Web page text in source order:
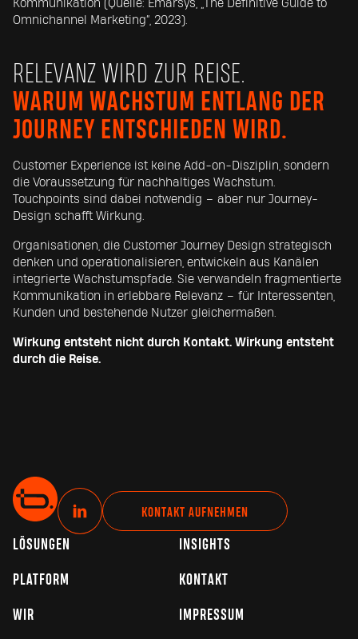
Kommunikation (Quelle: Emarsys, „The Definitive Guide to
Omnichannel Marketing“, 2023).
RELEVANZ WIRD ZUR REISE.
WARUM WACHSTUM ENTLANG DER
JOURNEY ENTSCHIEDEN WIRD.
Customer Experience ist keine Add-on-Disziplin, sondern
die Voraussetzung für nachhaltiges Wachstum.
Touchpoints sind dabei notwendig – aber nur Journey-
Design schafft Wirkung.
Organisationen, die Customer Journey Design strategisch
denken und operationalisieren, entwickeln aus Kanälen
integrierte Wachstumspfade. Sie verwandeln fragmentierte
Kommunikation in erlebbare Relevanz – für Interessenten,
Kunden und bestehende Nutzer gleichermaßen.
Wirkung entsteht nicht durch Kontakt. Wirkung entsteht
durch die Reise.
i
KONTAKT AUFNEHMEN
LÖSUNGEN
PLATFORM
WIR
INSIGHTS
KONTAKT
IMPRESSUM